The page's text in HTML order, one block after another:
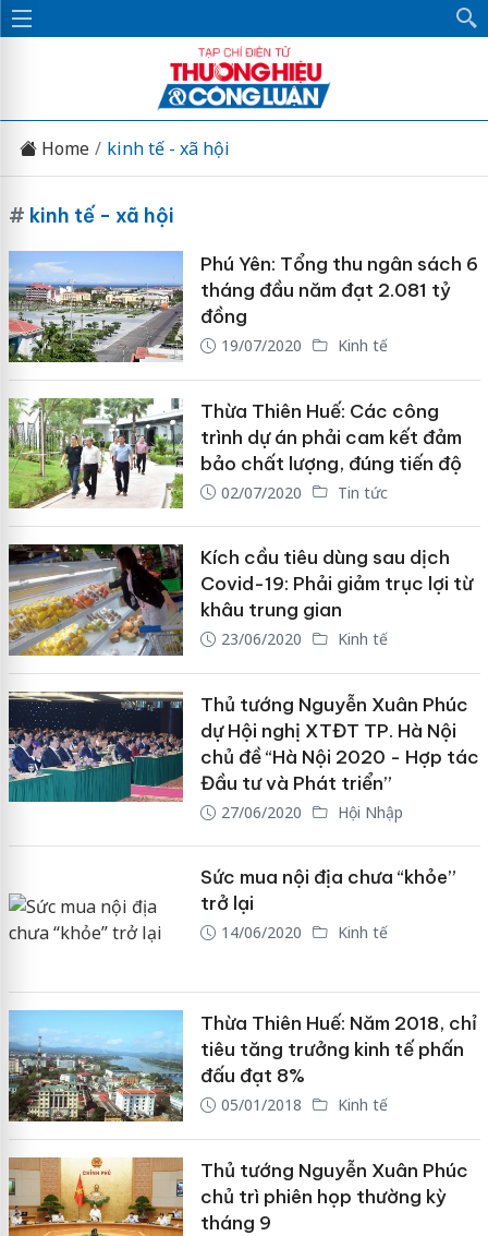
Home kinh tế - xã hội
# kinh tế - xã hội
Phú Yên: Tổng thu ngân sách 6
tháng đầu năm đạt 2.081 tỷ
đồng
19/07/2020 Kinh tế
Thừa Thiên Huế: Các công
trình dự án phải cam kết đảm
bảo chất lượng, đúng tiến độ
02/07/2020 Tin tức
Kích cầu tiêu dùng sau dịch
Covid-19: Phải giảm trục lợi từ
khâu trung gian
23/06/2020 Kinh tế
Thủ tướng Nguyễn Xuân Phúc
dự Hội nghị XTĐT TP. Hà Nội
chủ đề “Hà Nội 2020 - Hợp tác
Đầu tư và Phát triển”
27/06/2020 Hội Nhập
Sức mua nội địa chưa “khỏe”
trở lại
14/06/2020 Kinh tế
Thừa Thiên Huế: Năm 2018, chỉ
tiêu tăng trưởng kinh tế phấn
đấu đạt 8%
05/01/2018 Kinh tế
Thủ tướng Nguyễn Xuân Phúc
chủ trì phiên họp thường kỳ
tháng 9